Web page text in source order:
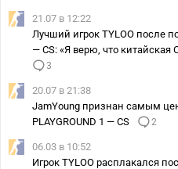
21.07 в 12:22
Лучший игрок TYLOO после
— CS: «Я верю, что китайская
3
20.07 в 21:38
JamYoung признан самым
PLAYGROUND 1 — CS
2
06.03 в 10:52
Игрок TYLOO расплакался